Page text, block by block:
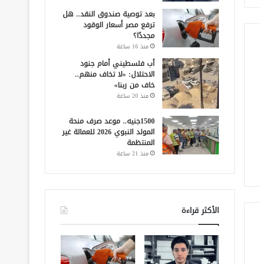
بعد توصية صندوق النقد.. هل
ترفع مصر أسعار الوقود
مجددًا؟
منذ 16 ساعة
أب فلسطيني أمام جنود
الاحتلال: «لا تخاف منهم..
خاف من ربنا»
منذ 20 ساعة
1500جنيه.. موعد صرف منحة
المولد النبوي 2026 للعمالة غير
المنتظمة
منذ 21 ساعة
الأكثر قراءة